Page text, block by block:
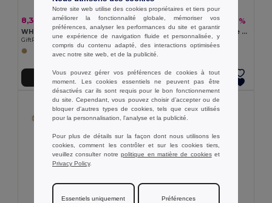
8,36 € 16,79 € -50%
WHIPPY PLUS Support et chargeur sans fil
GiftRetail MO6277
Ajouter au Panier
17,98 € 33,35 € -46%
GROOVY Chargeur sans fil de bureau
GiftRetail MO6345
Notre site web utilise des cookies propriétaires et tiers pour
améliorer la fonctionnalité globale, mémoriser vos
préférences, analyser les performances du site et garantir
une expérience de navigation fluide et personnalisée, y
compris du contenu adapté, des interactions optimisées
avec notre site web, et de la publicité.
Vous pouvez gérer vos préférences de cookies à tout
moment. Les cookies essentiels ne peuvent pas être
désactivés car ils sont requis pour le bon fonctionnement
du site. Cependant, vous pouvez choisir d’accepter ou de
bloquer d'autres types de cookies, tels que ceux utilisés
pour la personnalisation, l'analyse et la publicité.
Pour plus de détails sur la façon dont nous utilisons les
cookies, comment les contrôler et sur les cookies tiers,
veuillez consulter notrepolitique en matière de cookieset
Privacy Policy.
Essentiels uniquement Préférences